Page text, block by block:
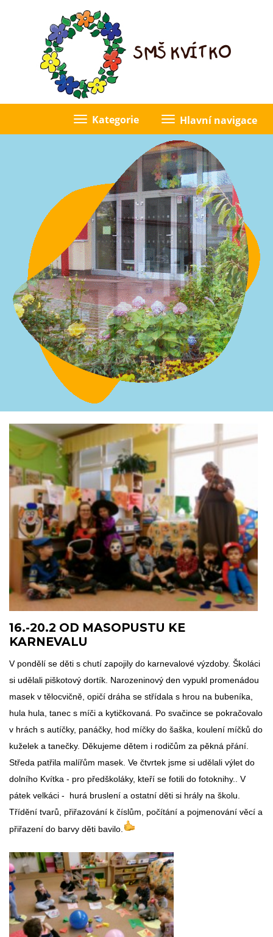
Hlavní navigace
Kategorie
16.-20.2 OD MASOPUSTU KE
KARNEVALU
V pondělí se děti s chutí zapojily do karnevalové výzdoby. Školáci
si udělali piškotový dortík. Narozeninový den vypukl promenádou
masek v tělocvičně, opičí dráha se střídala s hrou na bubeníka,
hula hula, tanec s míči a kytičkovaná. Po svačince se pokračovalo
v hrách s autíčky, panáčky, hod míčky do šaška, koulení míčků do
kuželek a tanečky. Děkujeme dětem i rodičům za pěkná přání.
Středa patřila malířům masek. Ve čtvrtek jsme si udělali výlet do
dolního Kvítka - pro předškoláky, kteří se fotili do fotoknihy.. V
pátek velkáci - hurá bruslení a ostatní děti si hrály na školu.
Třídění tvarů, přiřazování k číslům, počítání a pojmenování věcí a
přiřazení do barvy děti bavilo.